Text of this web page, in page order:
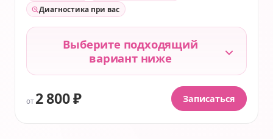
Диагностика при вас
Выберите подходящий
вариант ниже
от 2 800 ₽ Записаться